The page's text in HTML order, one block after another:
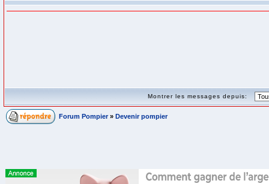
Montrer les messages depuis:
Forum Pompier » Devenir pompier